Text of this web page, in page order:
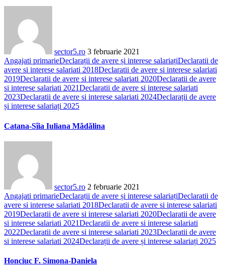
sector5.ro 3 februarie 2021
Angajati primarieDeclarații de avere și interese salariațiDeclaratii de
avere si interese salariati 2018Declaratii de avere si interese salariati
2019Declaratii de avere si interese salariati 2020Declaratii de avere
si interese salariati 2021Declaratii de avere si interese salariati
2023Declaratii de avere si interese salariati 2024Declarații de avere
și interese salariați 2025
Catana-Sîia Iuliana Mădălina
sector5.ro 2 februarie 2021
Angajati primarieDeclarații de avere și interese salariațiDeclaratii de
avere si interese salariati 2018Declaratii de avere si interese salariati
2019Declaratii de avere si interese salariati 2020Declaratii de avere
si interese salariati 2021Declaratii de avere si interese salariati
2022Declaratii de avere si interese salariati 2023Declaratii de avere
si interese salariati 2024Declarații de avere și interese salariați 2025
Honciuc F. Simona-Daniela